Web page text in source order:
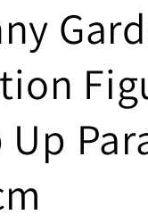
a
g
e
g
Up